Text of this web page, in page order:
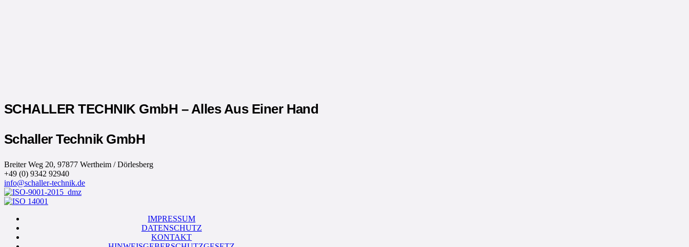
SCHALLER TECHNIK GmbH – Alles Aus Einer Hand
Schaller Technik GmbH
Breiter Weg 20, 97877 Wertheim / Dörlesberg
+49 (0) 9342 92940
info@schaller-technik.de
IMPRESSUM
DATENSCHUTZ
KONTAKT